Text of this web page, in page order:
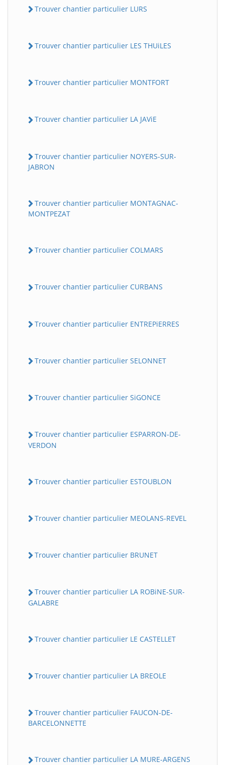
Trouver chantier particulier LURS
Trouver chantier particulier LES THUiLES
Trouver chantier particulier MONTFORT
Trouver chantier particulier LA JAViE
Trouver chantier particulier NOYERS-SUR-
JABRON
Trouver chantier particulier MONTAGNAC-
MONTPEZAT
Trouver chantier particulier COLMARS
Trouver chantier particulier CURBANS
Trouver chantier particulier ENTREPiERRES
Trouver chantier particulier SELONNET
Trouver chantier particulier SiGONCE
Trouver chantier particulier ESPARRON-DE-
VERDON
Trouver chantier particulier ESTOUBLON
Trouver chantier particulier MEOLANS-REVEL
Trouver chantier particulier BRUNET
Trouver chantier particulier LA ROBiNE-SUR-
GALABRE
Trouver chantier particulier LE CASTELLET
Trouver chantier particulier LA BREOLE
Trouver chantier particulier FAUCON-DE-
BARCELONNETTE
Trouver chantier particulier LA MURE-ARGENS